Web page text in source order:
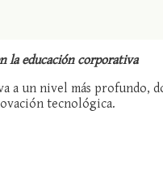
la educación corporativa
un nivel más profundo,
tecnológica.